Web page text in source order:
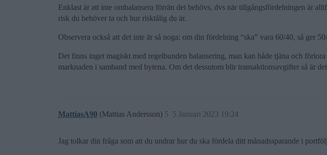
Enklast är att inte ombalansera förrän det behövs, dvs när tillgångsfördelningen är
risk du behöver ta och hur risktålig du är.
Observera också att det inte är så noga: om din fördelning “ska” vara 60/40, så ger
Det finns inget magiskt med regelbunden balansering, man kan både tjäna och
marknaden i samband med bytena. Om det dessutom blir transaktionsavgifter så är
MattiasA90 (Mattias Andersson) 5 Januari 2023 19:24
5
Jag tolkar din fråga som att du undrar hur du ska fördela ditt månadssparande i